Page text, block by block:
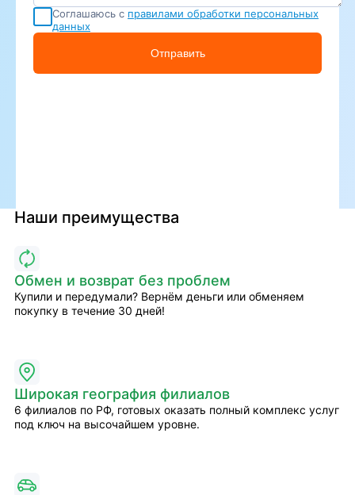
Соглашаюсь с правилами обработки персональных
данных
Отправить
Наши преимущества
Обмен и возврат без проблем
Купили и передумали? Вернём деньги или обменяем
покупку в течение 30 дней!
Широкая география филиалов
6 филиалов по РФ, готовых оказать полный комплекс услуг
под ключ на высочайшем уровне.